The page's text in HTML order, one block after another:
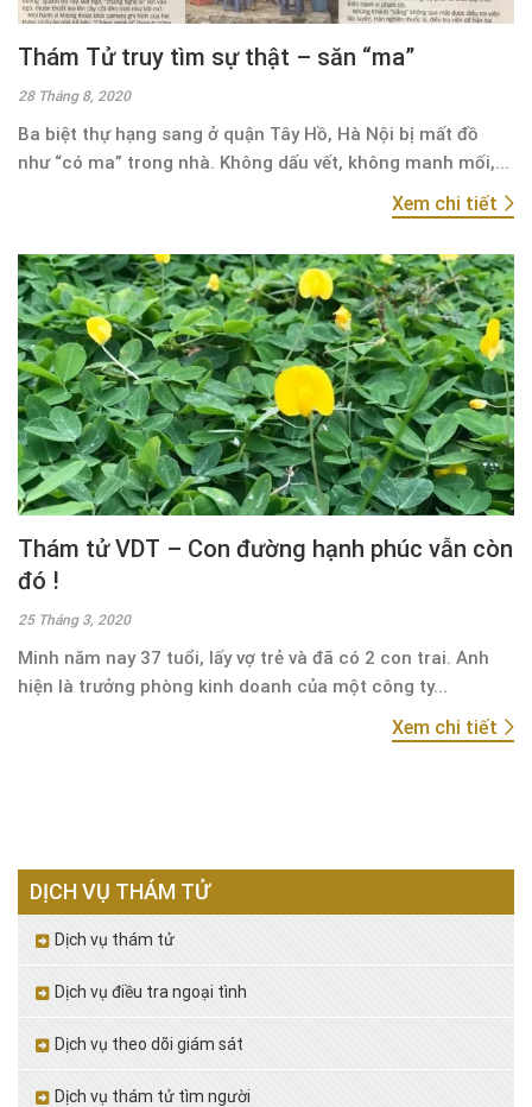
Thám Tử truy tìm sự thật – săn “ma”
28 Tháng 8, 2020
Ba biệt thự hạng sang ở quận Tây Hồ, Hà Nội bị mất đồ
như “có ma” trong nhà. Không dấu vết, không manh mối,...
Xem chi tiết
Thám tử VDT – Con đường hạnh phúc vẫn còn
đó !
25 Tháng 3, 2020
Minh năm nay 37 tuổi, lấy vợ trẻ và đã có 2 con trai. Anh
hiện là trưởng phòng kinh doanh của một công ty...
Xem chi tiết
DỊCH VỤ THÁM TỬ
Dịch vụ thám tử
Dịch vụ điều tra ngoại tình
Dịch vụ theo dõi giám sát
Dịch vụ thám tử tìm người